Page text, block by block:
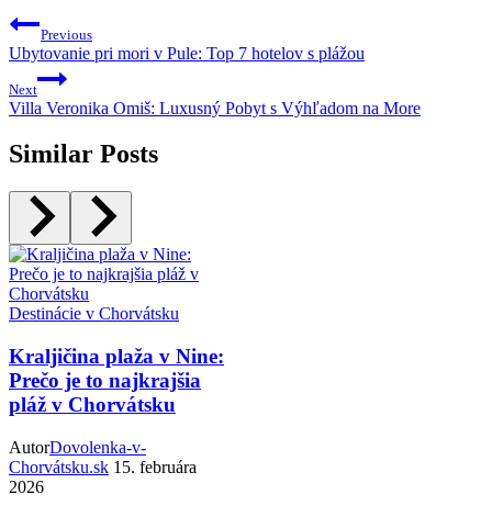
Previous
Ubytovanie pri mori v Pule: Top 7 hotelov s plážou
Next
Villa Veronika Omiš: Luxusný Pobyt s Výhľadom na More
Similar Posts
Destinácie v Chorvátsku
Kraljičina plaža v Nine:
Prečo je to najkrajšia
pláž v Chorvátsku
AutorDovolenka-v-
Chorvátsku.sk 15. februára
2026